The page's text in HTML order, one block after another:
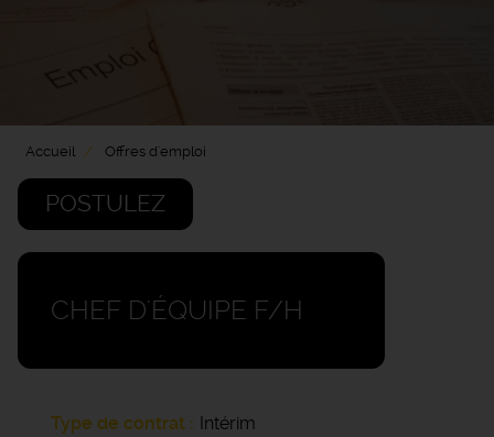
Accueil Offres d'emploi
POSTULEZ
CHEF D'ÉQUIPE F/H
Type de contrat
Intérim